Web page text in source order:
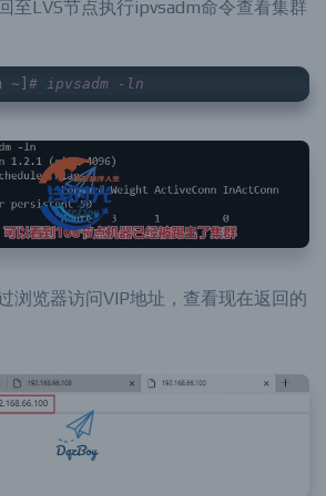
至LVS节点执行ipvsadm命令查看集群
~] # ipvsadm -ln
浏览器访问VIP地址，查看现在返回的